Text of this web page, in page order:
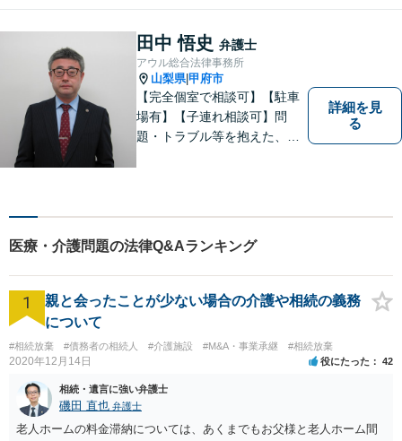
せください。お気持ちに寄り
添い、より良い選択ができる
よう全力を尽くします。【法
テラス利用可】
田中 悟史 弁護士
アウル総合法律事務所
山梨県|甲府市
【完全個室で相談可】【駐車
場有】【子連れ相談可】問
題・トラブル等を抱えた、ま
分析し、解決に向けてどのよ
良いのか等を助言させていた
だきます。
詳細を見
る
医療・介護問題の法律Q&Aランキング
1
親と会ったことが少ない場合の介護や相続の義務
について
#相続放棄 #債務者の相続人 #介護施設 #M&A・事業承継 #相続放棄
2020年12月14日 役にたった 42
相続・遺言に強い弁護士
磯田 直也 弁護士
老人ホームの料金滞納については、あくまでもお父様と老人ホーム間